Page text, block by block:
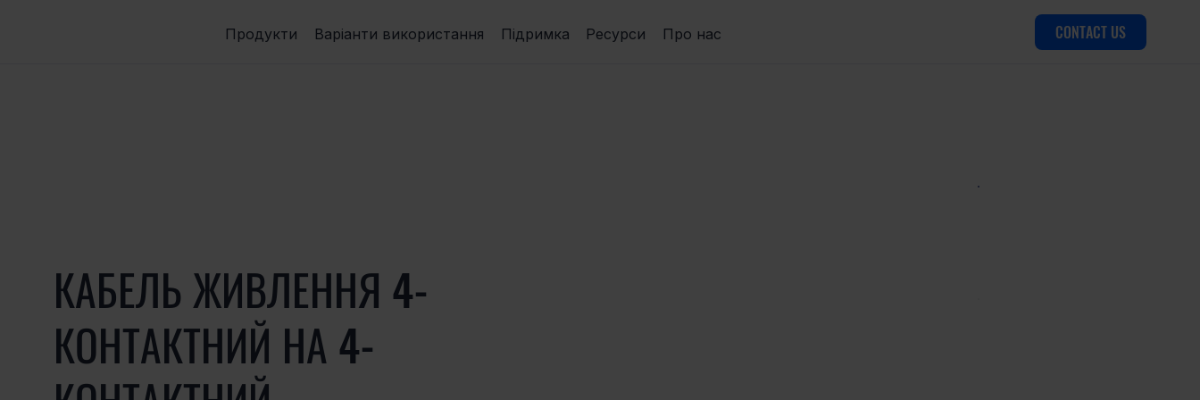
Продукти Варіанти використання Підримка Ресурси Про нас CONTACT US
КАБЕЛЬ ЖИВЛЕННЯ 4-
КОНТАКТНИЙ НА 4-